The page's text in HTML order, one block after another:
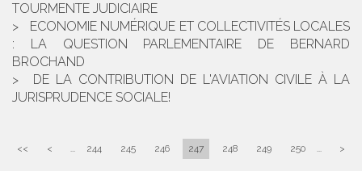
TOURMENTE JUDICIAIRE
ECONOMIE NUMÉRIQUE ET COLLECTIVITÉS LOCALES
: LA QUESTION PARLEMENTAIRE DE BERNARD
BROCHAND
DE LA CONTRIBUTION DE L'AVIATION CIVILE À LA
JURISPRUDENCE SOCIALE!
<< < ... 244 245 246 247 248 249 250 ... >